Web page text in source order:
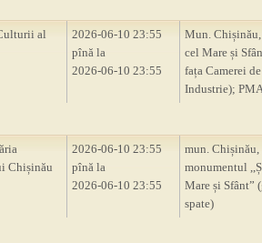
al
2026-06-10 23:55
pînă la
2026-06-10 23:55
Mun.
cel Mare și
fața Camerei
Industrie);
Chișinău
2026-06-10 23:55
pînă la
2026-06-10 23:55
mun. Chișinău,
monumentul
Mare și Sfânt”
spate)